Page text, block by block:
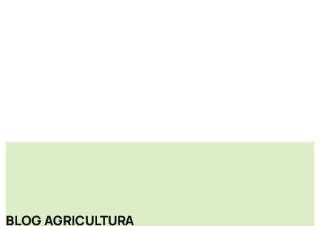
BLOG AGRICULTURA